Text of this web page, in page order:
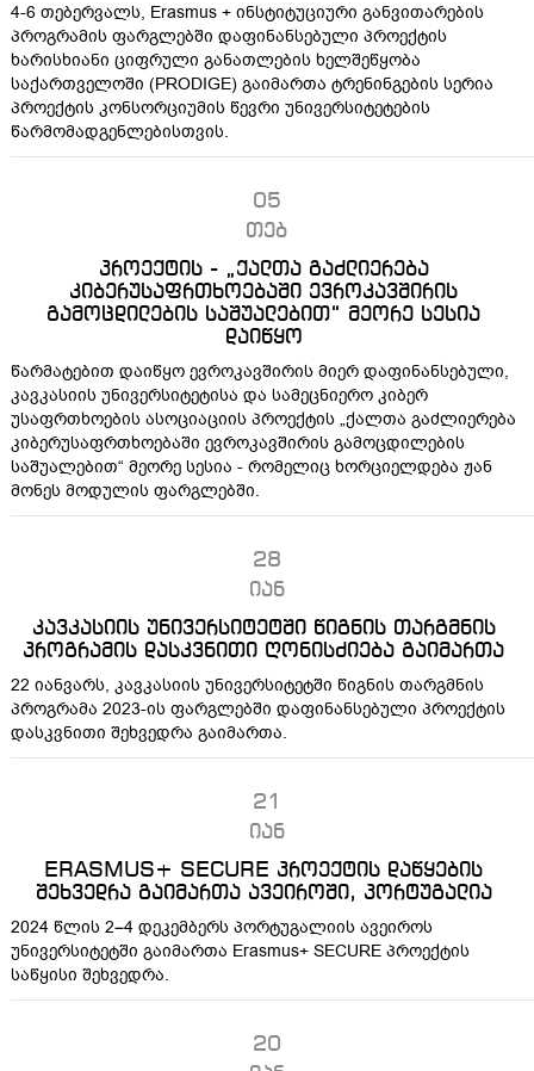
4-6 თებერვალს, Erasmus + ინსტიტუციური განვითარების
პროგრამის ფარგლებში დაფინანსებული პროექტის
ხარისხიანი ციფრული განათლების ხელშეწყობა
საქართველოში (PRODIGE) გაიმართა ტრენინგების სერია
პროექტის კონსორციუმის წევრი უნივერსიტეტების
წარმომადგენლებისთვის.
05
თებ
პროექტის - „ქალთა გაძლიერება
კიბერუსაფრთხოებაში ევროკავშირის
გამოცდილების საშუალებით“ მეორე სესია
დაიწყო
წარმატებით დაიწყო ევროკავშირის მიერ დაფინანსებული,
კავკასიის უნივერსიტეტისა და სამეცნიერო კიბერ
უსაფრთხოების ასოციაციის პროექტის „ქალთა გაძლიერება
კიბერუსაფრთხოებაში ევროკავშირის გამოცდილების
საშუალებით“ მეორე სესია - რომელიც ხორციელდება ჟან
მონეს მოდულის ფარგლებში.
28
იან
კავკასიის უნივერსიტეტში წიგნის თარგმნის
პროგრამის დასკვნითი ღონისძიება გაიმართა
22 იანვარს, კავკასიის უნივერსიტეტში წიგნის თარგმნის
პროგრამა 2023-ის ფარგლებში დაფინანსებული პროექტის
დასკვნითი შეხვედრა გაიმართა.
21
იან
ERASMUS+ SECURE პროექტის დაწყების
შეხვედრა გაიმართა ავეიროში, პორტუგალია
2024 წლის 2–4 დეკემბერს პორტუგალიის ავეიროს
უნივერსიტეტში გაიმართა Erasmus+ SECURE პროექტის
საწყისი შეხვედრა.
20